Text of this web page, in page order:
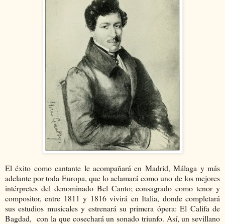
El éxito como cantante le acompañará en Madrid, Málaga y más
adelante por toda Europa, que lo aclamará como uno de los mejores
intérpretes del denominado Bel Canto; consagrado como tenor y
compositor, entre 1811 y 1816 vivirá en Italia, donde completará
sus estudios musicales y estrenará su primera ópera: El Califa de
Bagdad, con la que cosechará un sonado triunfo. Así, un sevillano